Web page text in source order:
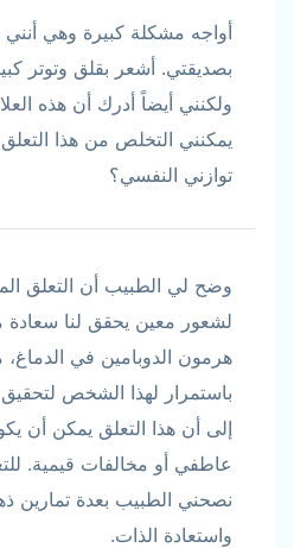
أواجه مشكلة كبيرة وهي
بصديقتي. أشعر بقلق وتوتر
ولكنني أيضاً أدرك أن هذه
يمكنني التخلص من هذا
توازني النفسي؟
وضح لي الطبيب أن التعلق
لشعور معين يحقق لنا سعادة
هرمون الدوبامين في الدماغ،
باستمرار لهذا الشخص
إلى أن هذا التعلق يمكن أن
عاطفي أو مخالفات قيمية.
نصحني الطبيب بعدة تمارين
واستعادة الذات.